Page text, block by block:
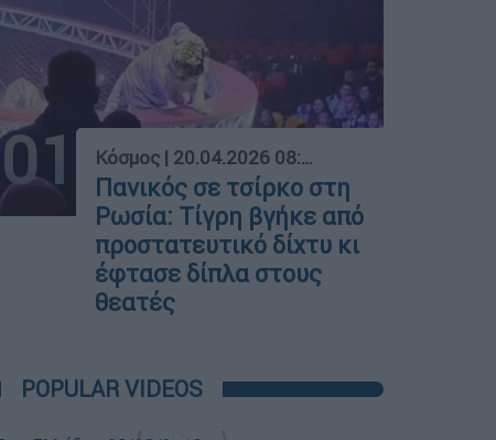
01 Κόσμος | 20.04.2026 08:55
Πανικός σε τσίρκο στη
Ρωσία: Τίγρη βγήκε από
προστατευτικό δίχτυ κι
έφτασε δίπλα στους
θεατές
POPULAR VIDEOS